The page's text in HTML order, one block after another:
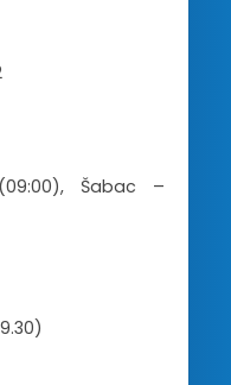
Šabac –